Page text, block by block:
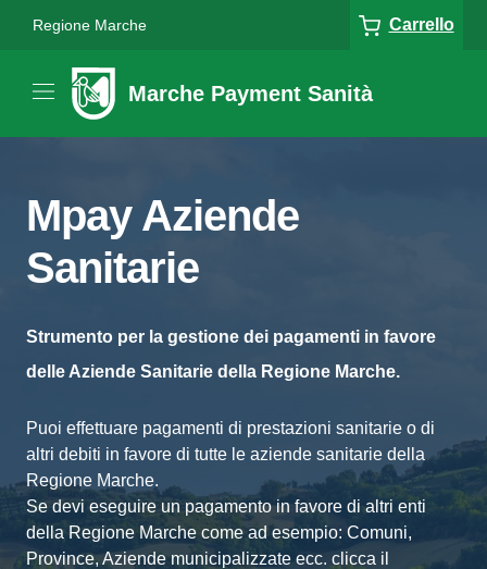
Regione Marche Carrello
Marche Payment Sanità
Mpay Aziende
Sanitarie
Strumento per la gestione dei pagamenti in favore
delle Aziende Sanitarie della Regione Marche.
Puoi effettuare pagamenti di prestazioni sanitarie o di
altri debiti in favore di tutte le aziende sanitarie della
Regione Marche.
Se devi eseguire un pagamento in favore di altri enti
della Regione Marche come ad esempio: Comuni,
Province, Aziende municipalizzate ecc. clicca il